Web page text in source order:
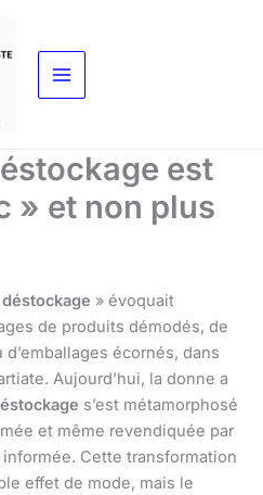
est
» et non plus
déstockage » évoquait
de produits démodés, de
écornés, dans
Aujourd’hui, la donne a
s’est métamorphosé
et même revendiquée par
Cette transformation
effet de mode, mais le